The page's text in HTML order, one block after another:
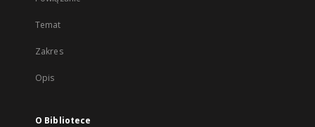
Temat
Zakres
Opis
O Bibliotece